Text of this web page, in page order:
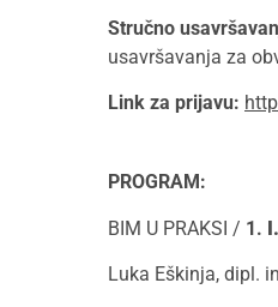
Stručno
usavršavanja za
Link za prijavu:
PROGRAM:
BIM U PRAKSI / 1.
Luka Eškinja, dipl.